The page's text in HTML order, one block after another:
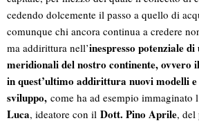
cedendo dolcemente il passo a quello di
comunque chi ancora continua a credere
ma addirittura nell’inespresso potenziale
meridionali del nostro continente, ovvero
in quest’ultimo addirittura nuovi modelli
sviluppo, come ha ad esempio immaginato
Luca, ideatore con il Dott. Pino Aprile, del